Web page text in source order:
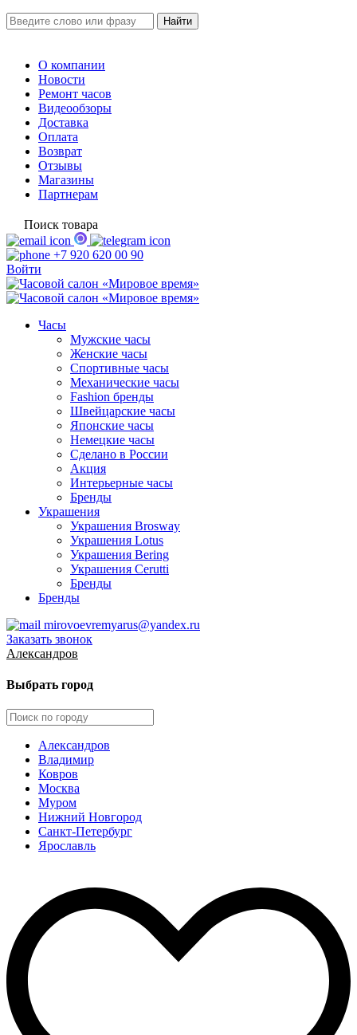
О компании
Новости
Ремонт часов
Видеообзоры
Доставка
Оплата
Возврат
Отзывы
Магазины
Партнерам
Поиск товара
+7 920 620 00 90
Войти
Часы
Мужские часы
Женские часы
Спортивные часы
Механические часы
Fashion бренды
Швейцарские часы
Японские часы
Немецкие часы
Сделано в России
Акция
Интерьерные часы
Бренды
Украшения
Украшения Brosway
Украшения Lotus
Украшения Bering
Украшения Cerutti
Бренды
Бренды
mirovoevremyarus@yandex.ru
Заказать звонок
Александров
Выбрать город
Александров
Владимир
Ковров
Москва
Муром
Нижний Новгород
Санкт-Петербург
Ярославль